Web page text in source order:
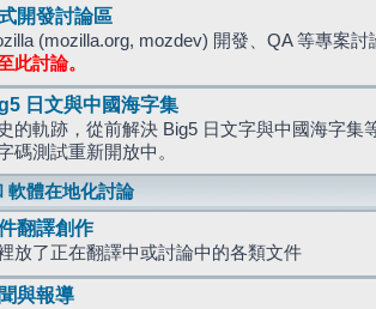
開發討論區
(mozilla.org, mozdev) 開發、QA 等專案討
此討論。
日文與中國海字集
的軌跡，從前解決 Big5 日文字與中國海字集
碼測試重新開放中。
軟體在地化討論
翻譯創作
放了正在翻譯中或討論中的各類文件
與報導